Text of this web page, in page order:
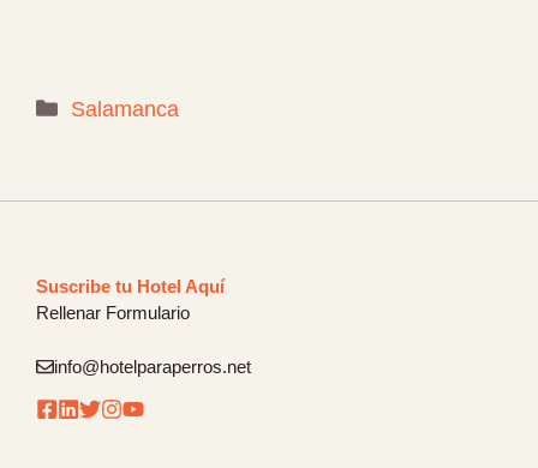
Categorías
Salamanca
Suscribe tu Hotel Aquí
Rellenar Formulario
info@hotelparaperros.net